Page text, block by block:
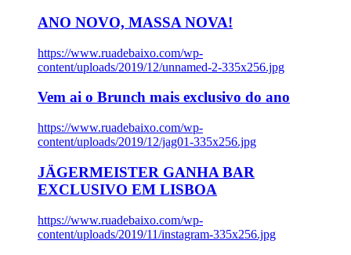
ANO NOVO, MASSA NOVA!
https://www.ruadebaixo.com/wp-
content/uploads/2019/12/unnamed-2-335x256.jpg
Vem ai o Brunch mais exclusivo do ano
https://www.ruadebaixo.com/wp-
content/uploads/2019/12/jag01-335x256.jpg
JÄGERMEISTER GANHA BAR
EXCLUSIVO EM LISBOA
https://www.ruadebaixo.com/wp-
content/uploads/2019/11/instagram-335x256.jpg